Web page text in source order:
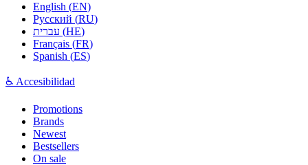
English (EN)
Русский (RU)
(HE)
Français (FR)
Spanish (ES)
♿ Accesibilidad
Promotions
Brands
Newest
Bestsellers
On sale